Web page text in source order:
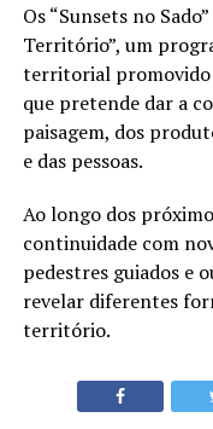
Os “Sunsets no
Território”, um
territorial promovido
que pretende dar a
paisagem, dos
e das pessoas.
Ao longo dos
continuidade com
pedestres guiados e
revelar diferentes
território.